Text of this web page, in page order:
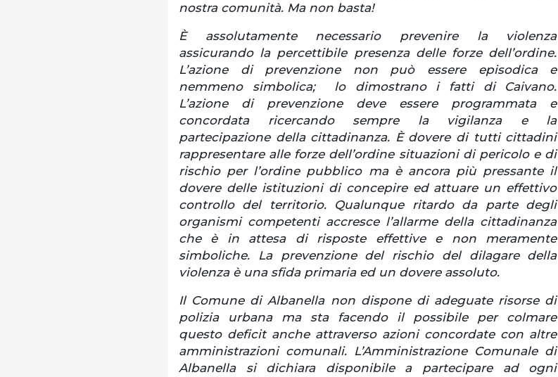
nostra comunità. Ma non basta!
È assolutamente necessario prevenire la violenza
assicurando la percettibile presenza delle forze dell’ordine.
L’azione di prevenzione non può essere episodica e
nemmeno simbolica; lo dimostrano i fatti di Caivano.
L’azione di prevenzione deve essere programmata e
concordata ricercando sempre la vigilanza e la
partecipazione della cittadinanza. È dovere di tutti cittadini
rappresentare alle forze dell’ordine situazioni di pericolo e di
rischio per l’ordine pubblico ma è ancora più pressante il
dovere delle istituzioni di concepire ed attuare un effettivo
controllo del territorio. Qualunque ritardo da parte degli
organismi competenti accresce l’allarme della cittadinanza
che è in attesa di risposte effettive e non meramente
simboliche. La prevenzione del rischio del dilagare della
violenza è una sfida primaria ed un dovere assoluto.
Il Comune di Albanella non dispone di adeguate risorse di
polizia urbana ma sta facendo il possibile per colmare
questo deficit anche attraverso azioni concordate con altre
amministrazioni comunali. L’Amministrazione Comunale di
Albanella si dichiara disponibile a partecipare ad ogni